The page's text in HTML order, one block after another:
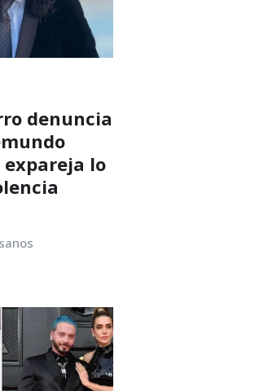
denuncia
lo